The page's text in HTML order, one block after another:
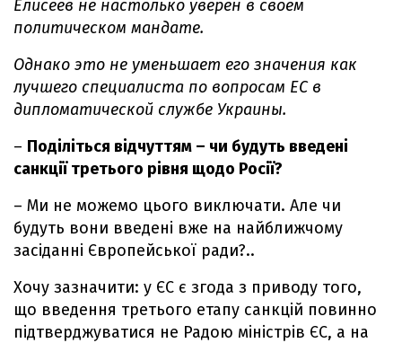
Елисеев не настолько уверен в своем
политическом мандате.
Однако это не уменьшает его значения как
лучшего специалиста по вопросам ЕС в
дипломатической службе Украины.
– Поділіться відчуттям – чи будуть введені
санкції третього рівня щодо Росії?
– Ми не можемо цього виключати. Але чи
будуть вони введені вже на найближчому
засіданні Європейської ради?..
Хочу зазначити: у ЄС є згода з приводу того,
що введення третього етапу санкцій повинно
підтверджуватися не Радою міністрів ЄС, а на